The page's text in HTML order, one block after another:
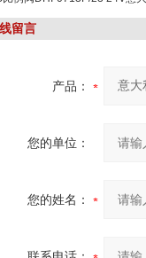
留言
产品：
您的单位：
您的姓名：